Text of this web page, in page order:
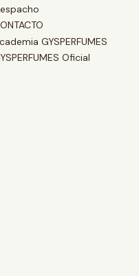
GYSPERFUMES
Oficial